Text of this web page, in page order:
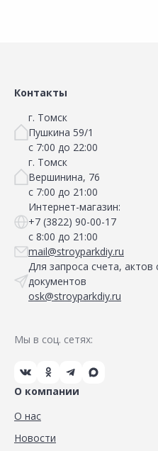
Контакты
г. Томск
Пушкина 59/1
с 7:00 до 22:00
г. Томск
Вершинина, 76
с 7:00 до 21:00
Интернет-магазин:
+7 (3822) 90-00-17
с 8:00 до 21:00
mail@stroyparkdiy.ru
Для запроса счета,
документов
osk@stroyparkdiy.ru
Мы в соц. сетях:
О компании
О нас
Новости